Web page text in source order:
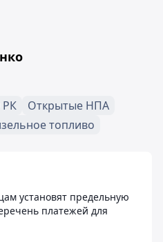
Открытые НПА
топливо
установят предельную
платежей для